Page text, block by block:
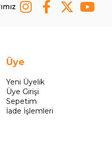
Üye
Yeni Üyelik
Üye Girişi
Sepetim
İade İşlemleri